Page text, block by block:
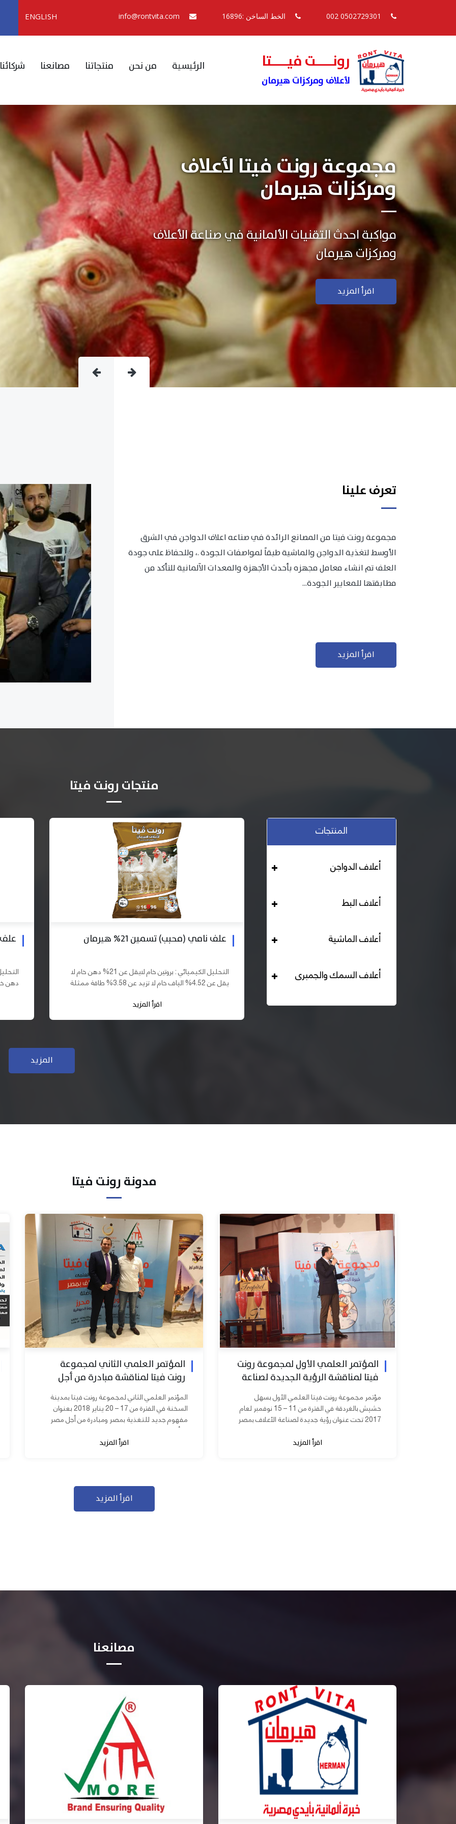
الخط الساخن :16896 ENGLISH
رونــــت فيــــتا
لأعلاف ومركزات هيرمان
الرئيسية من نحن منتجاتنا مصانعنا شركائنا
مجموعة رونت فيتا لأعلاف
ومركزات هيرمان
نستخدم التكنولوجيا الألمانية المتقدمة فى صناعة
منتجاتنا بجودة ودقة عالية
اقرأ المزيد
تعرف علينا
مجموعة رونت فيتا من المصانع الرائدة في صناعه اعلاف الدواجن في الشرق
الأوسط لتغذية الدواجن والماشية طبقاً لمواصفات الجودة .، وللحفاظ على جودة
العلف تم انشاء معامل مجهزه بأحدث الأجهزة والمعدات الآلمانية للتأكد من
مطابقتها للمعايير الجودة...
اقرأ المزيد
منتجات رونت فيتا
المنتجات
أعلاف الدواجن
أعلاف البط
أعلاف الماشية
أعلاف السمك والجمبرى
علف علف بادي نامي تسمين 19% هيرمان
التحليل الكيميائي : بروتين خام لايقل عن 19% دهن خام لا
يقل عن 10% الياف خام لا تزيد عن 3.70% طاقة ممثلة لا
اقرأ المزيد
علف دواجن بياض محبب 16% هيرمان
التحليل الكيميائي : بروتين خام لايقل عن 16% دهن خام لا
يقل عن 2,84% الياف خام لا تزيد عن 2.24% طاقة ممثلة
اقرأ المزيد
المزيد
مدونة رونت فيتا
المؤتمر العلمي الأول لمجموعة رونت
فيتا لمناقشة الرؤية الجديدة لصناعة
الأعلاف بمصر
مؤتمر مجموعة رونت فيتا العلمي الأول بسهل
حشيش بالغردقة في الفترة من 11 – 15 نوفمبر لعام
2017 تحت عنوان رؤية جديدة لصناعة الأعلاف بمصر
اقرأ المزيد
المؤتمر العلمي الثاني لمجموعة
رونت فيتا لمناقشة مبادرة من أجل
مصر ابدأ مشروعك
المؤتمر العلمي الثاني لمجموعة رونت فيتا بمدينة
السخنة في الفترة من 17 – 20 يناير 2018 بعنوان
مفهوم جديد للتغذية بمصر ومبادرة من أجل مصر
ابدأ مشروعك بحضور عدد كبير من...
اقرأ المزيد
اقرأ المزيد
مصانعنا